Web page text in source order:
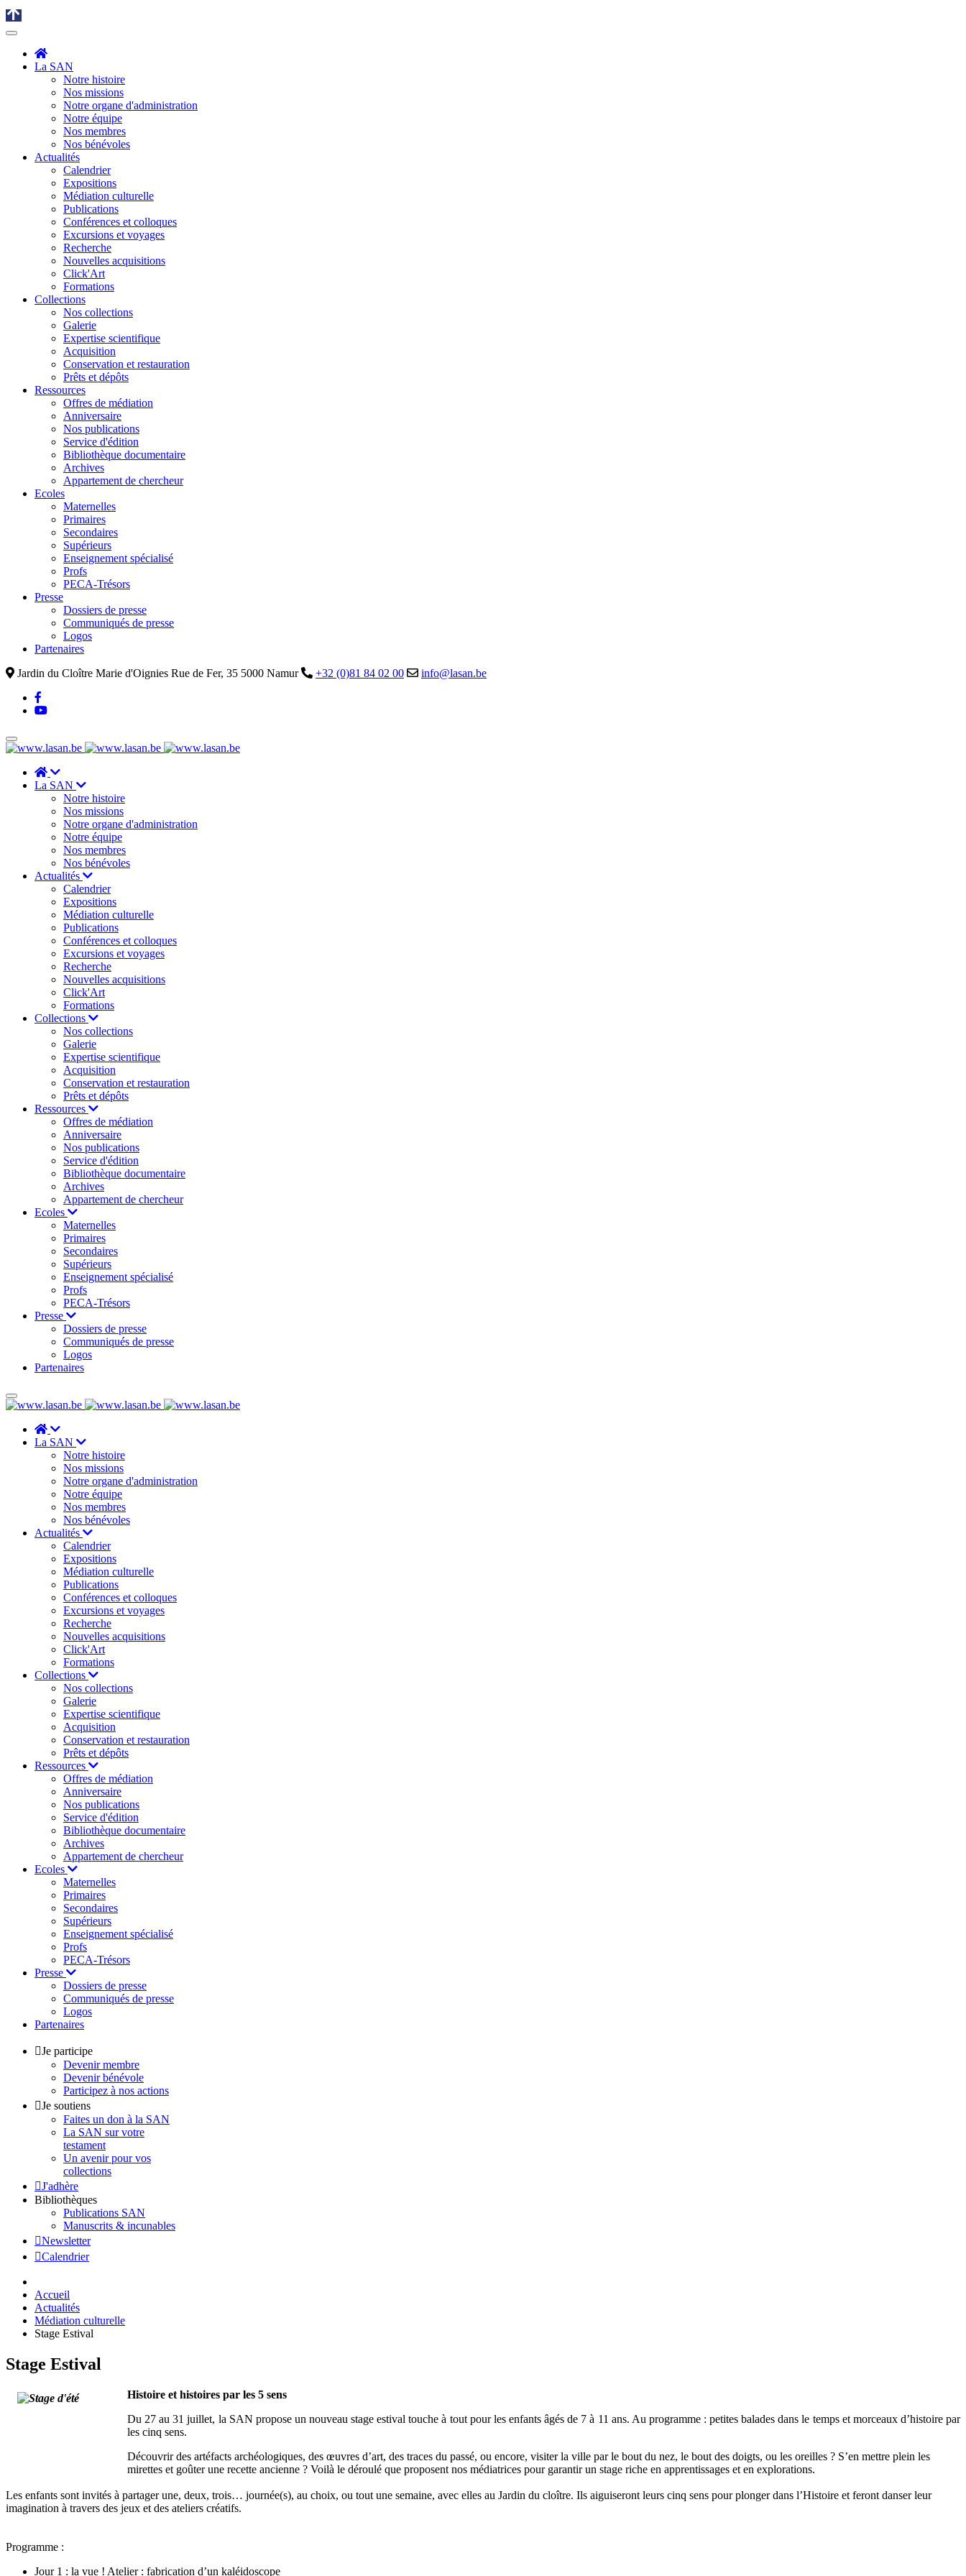
La SAN
Notre histoire
Nos missions
Notre organe d'administration
Notre équipe
Nos membres
Nos bénévoles
Actualités
Calendrier
Expositions
Médiation culturelle
Publications
Conférences et colloques
Excursions et voyages
Recherche
Nouvelles acquisitions
Click'Art
Formations
Collections
Nos collections
Galerie
Expertise scientifique
Acquisition
Conservation et restauration
Prêts et dépôts
Ressources
Offres de médiation
Anniversaire
Nos publications
Service d'édition
Bibliothèque documentaire
Archives
Appartement de chercheur
Ecoles
Maternelles
Primaires
Secondaires
Supérieurs
Enseignement spécialisé
Profs
PECA-Trésors
Presse
Dossiers de presse
Communiqués de presse
Logos
Partenaires
Jardin du Cloître Marie d'Oignies Rue de Fer, 35 5000 Namur
+32 (0)81 84 02 00 info@lasan.be
La SAN
Notre histoire
Nos missions
Notre organe d'administration
Notre équipe
Nos membres
Nos bénévoles
Actualités
Calendrier
Expositions
Médiation culturelle
Publications
Conférences et colloques
Excursions et voyages
Recherche
Nouvelles acquisitions
Click'Art
Formations
Collections
Nos collections
Galerie
Expertise scientifique
Acquisition
Conservation et restauration
Prêts et dépôts
Ressources
Offres de médiation
Anniversaire
Nos publications
Service d'édition
Bibliothèque documentaire
Archives
Appartement de chercheur
Ecoles
Maternelles
Primaires
Secondaires
Supérieurs
Enseignement spécialisé
Profs
PECA-Trésors
Presse
Dossiers de presse
Communiqués de presse
Logos
Partenaires
La SAN
Notre histoire
Nos missions
Notre organe d'administration
Notre équipe
Nos membres
Nos bénévoles
Actualités
Calendrier
Expositions
Médiation culturelle
Publications
Conférences et colloques
Excursions et voyages
Recherche
Nouvelles acquisitions
Click'Art
Formations
Collections
Nos collections
Galerie
Expertise scientifique
Acquisition
Conservation et restauration
Prêts et dépôts
Ressources
Offres de médiation
Anniversaire
Nos publications
Service d'édition
Bibliothèque documentaire
Archives
Appartement de chercheur
Ecoles
Maternelles
Primaires
Secondaires
Supérieurs
Enseignement spécialisé
Profs
PECA-Trésors
Presse
Dossiers de presse
Communiqués de presse
Logos
Partenaires
Je participe
Devenir membre
Devenir bénévole
Participez à nos actions
Je soutiens
Faites un don à la SAN
La SAN sur votre
testament
Un avenir pour vos
collections
J'adhère
Bibliothèques
Publications SAN
Manuscrits & incunables
Newsletter
Calendrier
Accueil
Actualités
Médiation culturelle
Stage Estival
Stage Estival
Histoire et histoires par les 5 sens
Du 27 au 31 juillet, la SAN propose un nouveau stage estival touche à tout pour les enfants âgés de 7 à 11 ans. Au programme : petites balades dans le temps et morceaux d’histoire par
les cinq sens.
Découvrir des artéfacts archéologiques, des œuvres d’art, des traces du passé, ou encore, visiter la ville par le bout du nez, le bout des doigts, ou les oreilles ? S’en mettre plein les
mirettes et goûter une recette ancienne ? Voilà le déroulé que proposent nos médiatrices pour garantir un stage riche en apprentissages et en explorations.
Les enfants sont invités à partager une, deux, trois… journée(s), au choix, ou tout une semaine, avec elles au Jardin du cloître. Ils aiguiseront leurs cinq sens pour plonger dans l’Histoire et feront danser leur
imagination à travers des jeux et des ateliers créatifs.
Programme :
Jour 1 : la vue ! Atelier : fabrication d’un kaléidoscope